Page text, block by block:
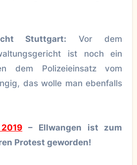
Stuttgart: Vor dem
ist noch ein
dem Polizeieinsatz vom
das wolle man ebenfalls
– Ellwangen ist zum
Protest geworden!